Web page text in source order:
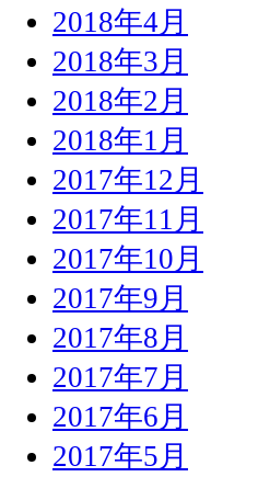
2018年4月
2018年3月
2018年2月
2018年1月
2017年12月
2017年11月
2017年10月
2017年9月
2017年8月
2017年7月
2017年6月
2017年5月